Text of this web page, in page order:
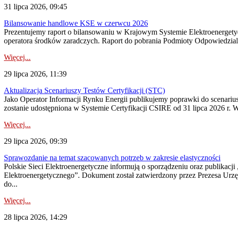
31 lipca 2026, 09:45
Bilansowanie handlowe KSE w czerwcu 2026
Prezentujemy raport o bilansowaniu w Krajowym Systemie
operatora środków zaradczych. Raport do pobrania Podmioty
Więcej...
29 lipca 2026, 11:39
Aktualizacja Scenariuszy Testów Certyfikacji (STC)
Jako Operator Informacji Rynku Energii publikujemy poprawki do
zostanie udostępniona w Systemie Certyfikacji CSIRE od 31 lipca 2026 r.
Więcej...
29 lipca 2026, 09:39
Sprawozdanie na temat szacowanych potrzeb w zakresie elastyczności
Polskie Sieci Elektroenergetyczne informują o sporządzeniu oraz
Elektroenergetycznego”. Dokument został zatwierdzony przez Prezesa
do...
Więcej...
28 lipca 2026, 14:29